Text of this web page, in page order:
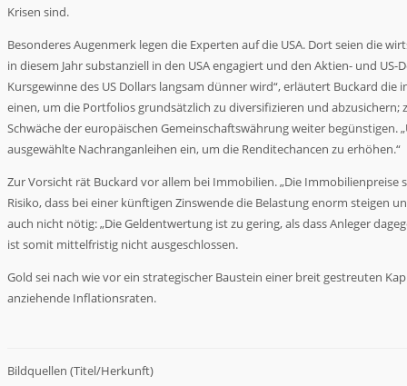
Krisen sind.
Besonderes Augenmerk legen die Experten auf die USA. Dort seien die
in diesem Jahr substanziell in den USA engagiert und den Aktien- und
Kursgewinne des US Dollars langsam dünner wird“, erläutert Buckard
einen, um die Portfolios grundsätzlich zu diversifizieren und
Schwäche der europäischen Gemeinschaftswährung weiter
ausgewählte Nachranganleihen ein, um die Renditechancen zu erhöhen.“
Zur Vorsicht rät Buckard vor allem bei Immobilien. „Die
Risiko, dass bei einer künftigen Zinswende die Belastung enorm
auch nicht nötig: „Die Geldentwertung ist zu gering, als dass Anleger
ist somit mittelfristig nicht ausgeschlossen.
Gold sei nach wie vor ein strategischer Baustein einer breit gestreuten
anziehende Inflationsraten.
Bildquellen (Titel/Herkunft)